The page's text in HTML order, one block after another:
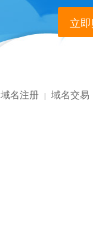
立
域名注册 | 域名交易